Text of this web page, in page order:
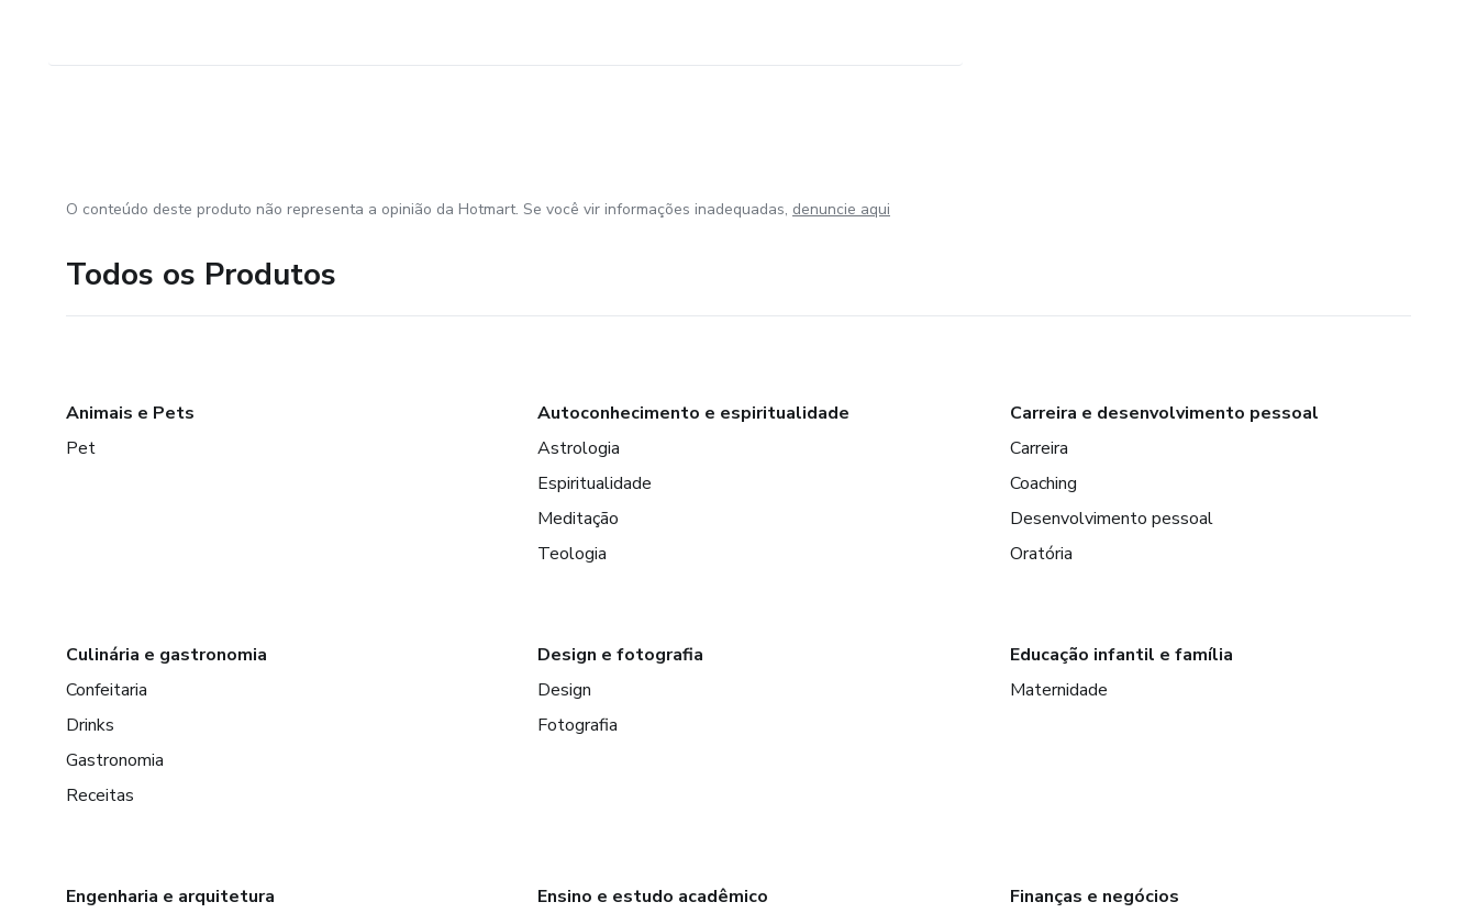
O conteúdo deste produto não representa a opinião da Hotmart. Se você vir informações inadequadas, denuncie aqui
Todos os Produtos
Animais e Pets
Pet
Autoconhecimento e espiritualidade
Astrologia
Espiritualidade
Meditação
Teologia
Carreira e desenvolvimento pessoal
Carreira
Coaching
Desenvolvimento pessoal
Oratória
Culinária e gastronomia
Confeitaria
Drinks
Gastronomia
Receitas
Design e fotografia
Design
Fotografia
Educação infantil e família
Maternidade
Engenharia e arquitetura
Ensino e estudo acadêmico
Finanças e negócios